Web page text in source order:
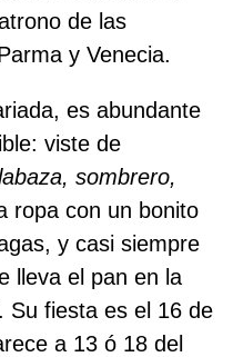
de las
y Venecia.
es abundante
viste de
sombrero,
ropa con un bonito
y casi siempre
lleva el pan en la
Su fiesta es el 16 de
a 13 ó 18 del